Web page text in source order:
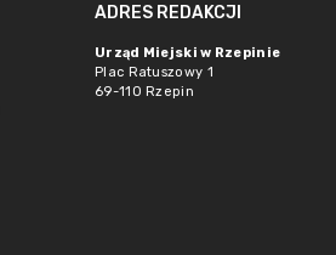
ADRES REDAKCJI
Urząd Miejski w Rzepinie
Plac Ratuszowy 1
69-110 Rzepin